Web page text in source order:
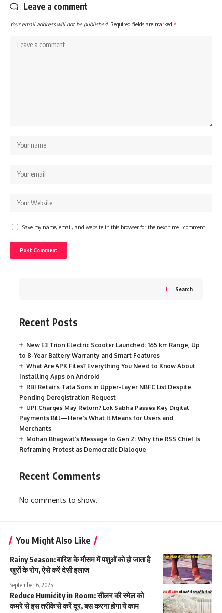
Leave a comment
Your email address will not be published. Required fields are marked *
Save my name, email, and website in this browser for the next time I comment.
Search
Recent Posts
New E3 Trion Electric Scooter Launched: 165 km Range, Up
to 8-Year Battery Warranty and Smart Features
What Are APK Files? Everything You Need to Know About
Installing Apps on Android
RBI Retains Tata Sons in Upper-Layer NBFC List Despite
Pending Deregistration Request
UPI Charges May Return? Lok Sabha Passes Key Digital
Payments Bill—Here’s What It Means for Users and
Merchants
Mohan Bhagwat’s Message to Gen Z: Why the RSS Chief Is
Reframing Protest as Democratic Dialogue
Recent Comments
No comments to show.
You Might Also Like
Rainy Season: बारिश के मौसम में पशुओं को हो जाता है
खुरों के रोग, ऐसे करें देसी इलाज
September 6, 2025
Reduce Humidity in Room: सीलन की स्मेल को
कमरे से इस तरीके से करें दूर, बस करना होगा ये काम